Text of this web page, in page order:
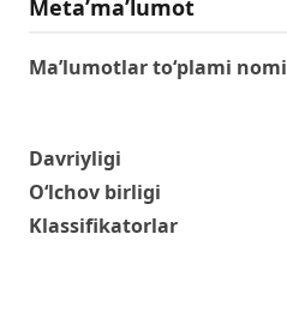
Metaʼmaʼlumot
Ma’lumotlar to‘plami nomi
Davriyligi
O‘lchov birligi
Klassifikatorlar